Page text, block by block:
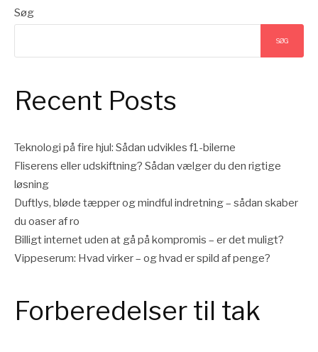
Søg
SØG
Recent Posts
Teknologi på fire hjul: Sådan udvikles f1-bilerne
Fliserens eller udskiftning? Sådan vælger du den rigtige
løsning
Duftlys, bløde tæpper og mindful indretning – sådan skaber
du oaser af ro
Billigt internet uden at gå på kompromis – er det muligt?
Vippeserum: Hvad virker – og hvad er spild af penge?
Forberedelser til tak